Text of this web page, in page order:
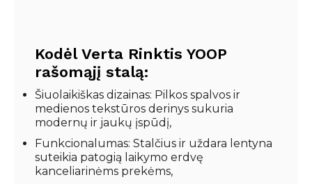
Kodėl Verta Rinktis YOOP
rašomąjį stalą:
Šiuolaikiškas dizainas: Pilkos spalvos ir
medienos tekstūros derinys sukuria
modernų ir jaukų įspūdį,
Funkcionalumas: Stalčius ir uždara lentyna
suteikia patogią laikymo erdvę
kanceliarinėms prekėms,